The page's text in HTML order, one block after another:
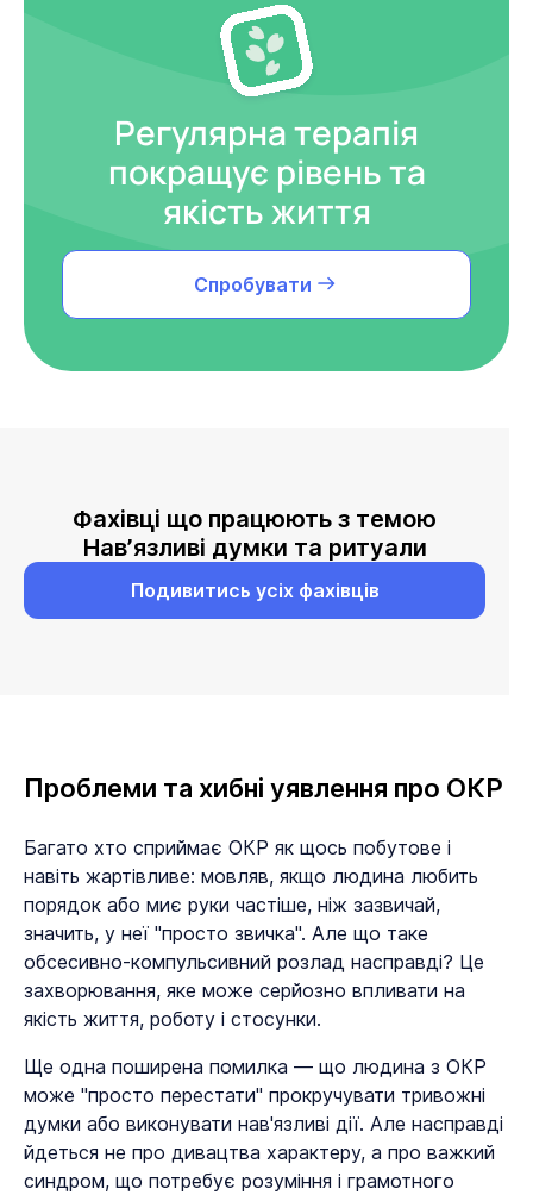
Регулярна терапія
покращує рівень та
якість життя
Спробувати
Фахівці що працюють з темою
Навʼязливі думки та ритуали
Подивитись усіх фахівців
Проблеми та хибні уявлення про ОКР
Багато хто сприймає ОКР як щось побутове і
навіть жартівливе: мовляв, якщо людина любить
порядок або миє руки частіше, ніж зазвичай,
значить, у неї "просто звичка". Але що таке
обсесивно-компульсивний розлад насправді? Це
захворювання, яке може серйозно впливати на
якість життя, роботу і стосунки.
Ще одна поширена помилка — що людина з ОКР
може "просто перестати" прокручувати тривожні
думки або виконувати нав'язливі дії. Але насправді
йдеться не про дивацтва характеру, а про важкий
синдром, що потребує розуміння і грамотного